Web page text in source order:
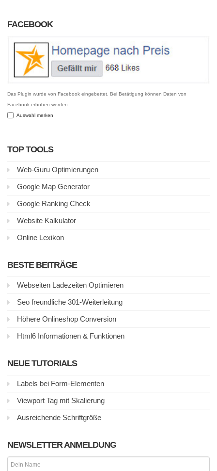
FACEBOOK
Das Plugin wurde von Facebook eingebettet. Bei Betätigung können Daten von
Facebook erhoben werden.
Auswahl merken
TOP TOOLS
Web-Guru Optimierungen
Google Map Generator
Google Ranking Check
Website Kalkulator
Online Lexikon
BESTE BEITRÄGE
Webseiten Ladezeiten Optimieren
Seo freundliche 301-Weiterleitung
Höhere Onlineshop Conversion
Html6 Informationen & Funktionen
NEUE TUTORIALS
Labels bei Form-Elementen
Viewport Tag mit Skalierung
Ausreichende Schriftgröße
NEWSLETTER ANMELDUNG